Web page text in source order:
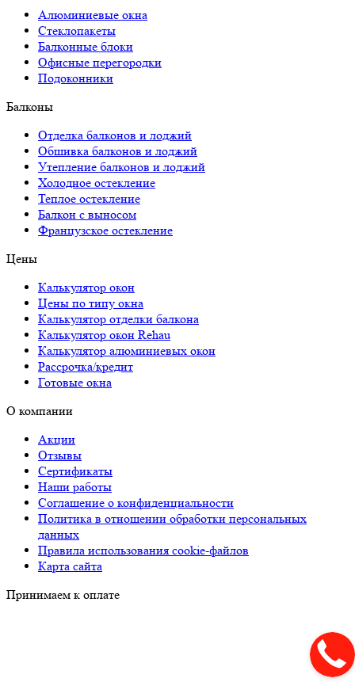
Алюминиевые окна
Стеклопакеты
Балконные блоки
Офисные перегородки
Подоконники
Балконы
Отделка балконов и лоджий
Обшивка балконов и лоджий
Утепление балконов и лоджий
Холодное остекление
Теплое остекление
Балкон с выносом
Французское остекление
Цены
Калькулятор окон
Цены по типу окна
Калькулятор отделки балкона
Калькулятор окон Rehau
Калькулятор алюминиевых окон
Рассрочка/кредит
Готовые окна
О компании
Акции
Отзывы
Сертификаты
Наши работы
Соглашение о конфиденциальности
Политика в отношении обработки персональных
данных
Правила использования cookie-файлов
Карта сайта
Принимаем к оплате